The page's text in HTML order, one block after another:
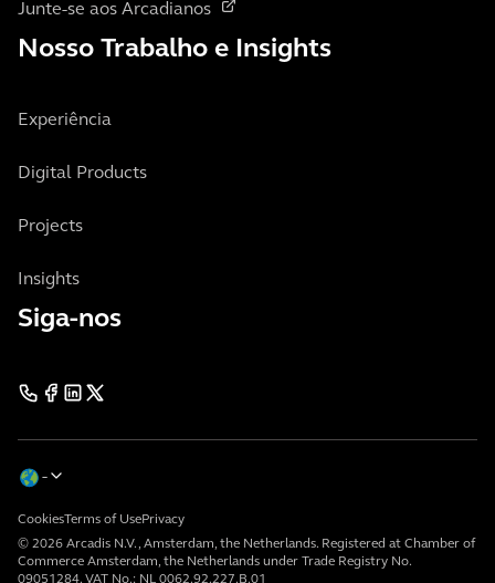
Junte-se aos Arcadianos
Nosso Trabalho e Insights
Experiência
Digital Products
Projects
Insights
Siga-nos
© 2026 Arcadis N.V., Amsterdam, the Netherlands. Registered at Chamber of
Commerce Amsterdam, the Netherlands under Trade Registry No.
09051284. VAT No.: NL 0062.92.227.B.01
CookiesTerms of UsePrivacy